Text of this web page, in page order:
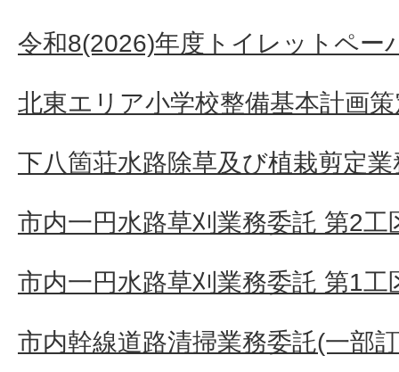
令和8(2026)年度トイレットペー
北東エリア小学校整備基本計画
下八箇荘水路除草及び植栽剪定
市内一円水路草刈業務委託 第2工
市内一円水路草刈業務委託 第1工
市内幹線道路清掃業務委託(一部